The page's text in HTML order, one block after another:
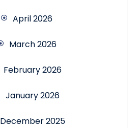
April 2026
March 2026
February 2026
January 2026
December 2025